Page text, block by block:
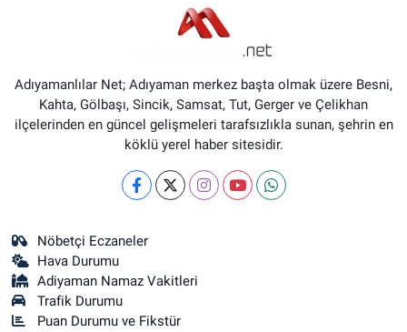
Adıyamanlılar Net; Adıyaman merkez başta olmak üzere Besni,
Kahta, Gölbaşı, Sincik, Samsat, Tut, Gerger ve Çelikhan
ilçelerinden en güncel gelişmeleri tarafsızlıkla sunan, şehrin en
köklü yerel haber sitesidir.
Nöbetçi Eczaneler
Hava Durumu
Adiyaman Namaz Vakitleri
Trafik Durumu
Puan Durumu ve Fikstür